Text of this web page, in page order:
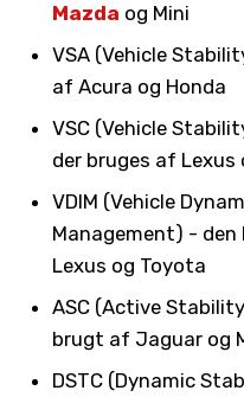
Mazda og Mini
VSA (Vehicle
af Acura og Honda
VSC (Vehicle
der bruges af Lexus
VDIM (Vehicle
Management) - den
Lexus og Toyota
ASC (Active
brugt af Jaguar og
DSTC (Dynamic